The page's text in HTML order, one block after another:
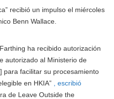
recibió un impulso el miércoles
Benn Wallace.
ha recibido autorización
autorizado al Ministerio de
para facilitar su procesamiento
en HKIA”
, escribió
de Leave Outside the